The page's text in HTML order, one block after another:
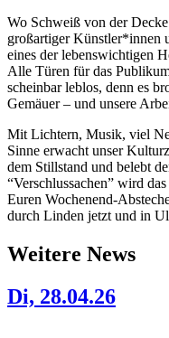
Wo Schweiß von der
großartiger Künstler*innen
eines der lebenswichtigen
Alle Türen für das
scheinbar leblos, denn es
Gemäuer – und unsere
Mit Lichtern, Musik, viel
Sinne erwacht unser
dem Stillstand und belebt
“Verschlussachen” wird
Euren Wochenend-
durch Linden jetzt und in
Weitere News
Di, 28.04.26